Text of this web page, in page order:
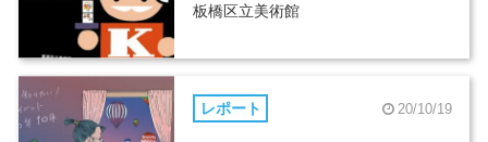
板橋区立美術館
レポート 20/10/19